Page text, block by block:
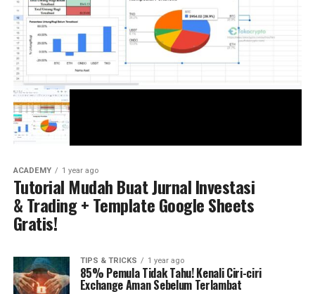
ACADEMY 1 year ago
Tutorial Mudah Buat Jurnal Investasi
& Trading + Template Google Sheets
Gratis!
TIPS & TRICKS 1 year ago
85% Pemula Tidak Tahu! Kenali Ciri-ciri
Exchange Aman Sebelum Terlambat